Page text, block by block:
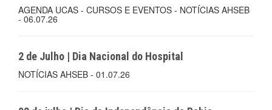
AGENDA UCAS - CURSOS E EVENTOS - NOTÍCIAS AHSEB
- 06.07.26
2 de Julho | Dia Nacional do Hospital
NOTÍCIAS AHSEB - 01.07.26